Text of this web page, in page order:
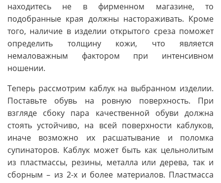
находитесь не в фирменном магазине, то
подобранные края должны настораживать. Кроме
того, наличие в изделии открытого среза поможет
определить толщину кожи, что является
немаловажным фактором при интенсивном
ношении.
Теперь рассмотрим каблук на выбранном изделии.
Поставьте обувь на ровную поверхность. При
взгляде сбоку пара качественной обуви должна
стоять устойчиво, на всей поверхности каблуков,
иначе возможно их расшатывание и поломка
супинаторов. Каблук может быть как цельнолитым
из пластмассы, резины, металла или дерева, так и
сборным – из 2-х и более материалов. Пластмасса